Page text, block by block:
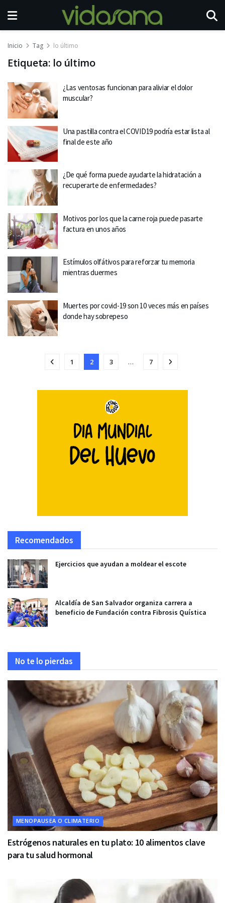
Inicio Tag lo último
Etiqueta: lo último
¿Las ventosas funcionan para aliviar el dolor
muscular?
Una pastilla contra el COVID19 podría estar lista al
final de este año
¿De qué forma puede ayudarte la hidratación a
recuperarte de enfermedades?
Motivos por los que la carne roja puede pasarte
factura en unos años
Estímulos olfátivos para reforzar tu memoria
mientras duermes
Muertes por covid-19 son 10 veces más en países
donde hay sobrepeso
1 2 3 … 7
Recomendados
Ejercicios que ayudan a moldear el escote
Alcaldía de San Salvador organiza carrera a
beneficio de Fundación contra Fibrosis Quística
No te lo pierdas
MENOPAUSEA O CLIMATERIO
Estrógenos naturales en tu plato: 10 alimentos clave
para tu salud hormonal